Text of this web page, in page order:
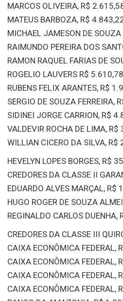
MARCOS OLIVEIRA, R$
MATEUS BARBOZA, R$
MICHAEL JAMESON DE
RAIMUNDO PEREIRA DOS
RAMON RAQUEL FARIAS DE
ROGELIO LAUVERS R$
RUBENS FELIX ARANTES, R$
SERGIO DE SOUZA FERREIRA,
SIDINEI JORGE CARRION, R$
VALDEVIR ROCHA DE LIMA,
WILLIAN CICERO DA SILVA, R$
HEVELYN LOPES BORGES, R$
CREDORES DA CLASSE II
EDUARDO ALVES MARÇAL,
HUGO ROGER DE SOUZA
REGINALDO CARLOS
CREDORES DA CLASSE III
CAIXA ECONÔMICA FEDERAL,
CAIXA ECONÔMICA FEDERAL,
CAIXA ECONÔMICA FEDERAL,
CAIXA ECONÔMICA FEDERAL,